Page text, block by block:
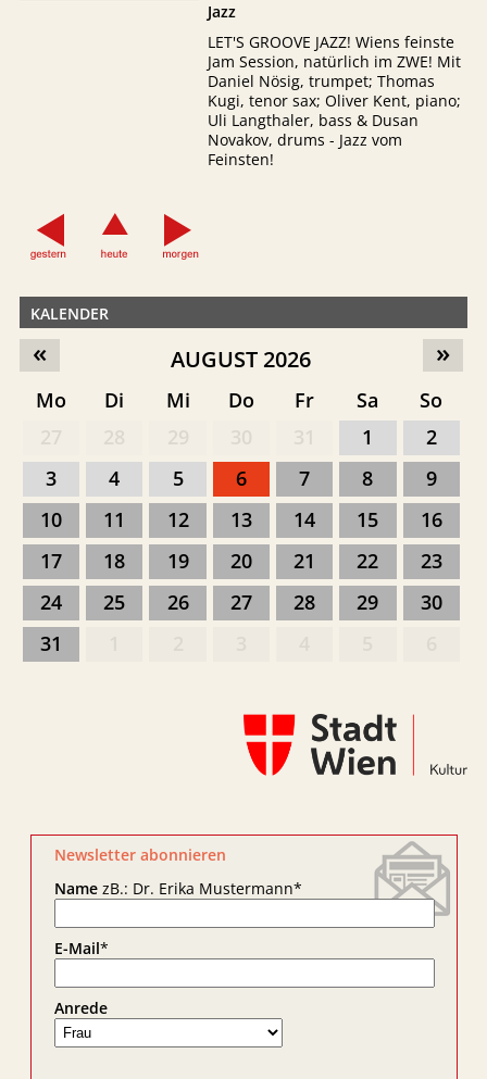
Jazz
LET'S GROOVE JAZZ! Wiens feinste
Jam Session, natürlich im ZWE! Mit
Daniel Nösig, trumpet; Thomas
Kugi, tenor sax; Oliver Kent, piano;
Uli Langthaler, bass & Dusan
Novakov, drums - Jazz vom
Feinsten!
KALENDER
»
« AUGUST 2026
Mo Di Mi Do Fr Sa
So
1
2
3
4 5 6 7 8
9
10
11 12 13 14 15
16
17
18 19 20 21 22
23
24
25 26 27 28 29
30
31
Newsletter abonnieren
NamezB.: Dr. Erika Mustermann*
E-Mail*
Anrede